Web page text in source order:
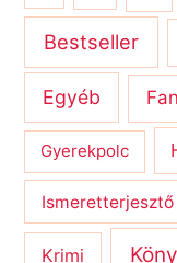
Bestseller
Egyéb
Gyerekpolc
Ismeretterjesztő
Krimi